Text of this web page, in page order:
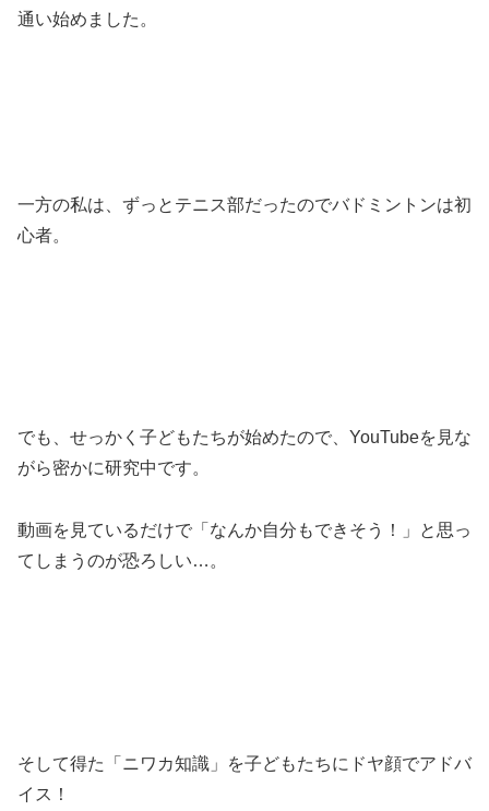
通い始めました。
一方の私は、ずっとテニス部だったのでバドミントンは初
心者。
でも、せっかく子どもたちが始めたので、YouTubeを見な
がら密かに研究中です。
動画を見ているだけで「なんか自分もできそう！」と思っ
てしまうのが恐ろしい…。
そして得た「ニワカ知識」を子どもたちにドヤ顔でアドバ
イス！